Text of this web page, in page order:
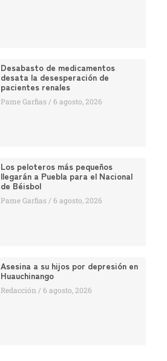
Desabasto de medicamentos
desata la desesperación de
pacientes renales
Pame Garfias 6 agosto, 2026
Los peloteros más pequeños
llegarán a Puebla para el Nacional
de Béisbol
Pame Garfias 6 agosto, 2026
Asesina a su hijos por depresión en
Huauchinango
Redacción 6 agosto, 2026